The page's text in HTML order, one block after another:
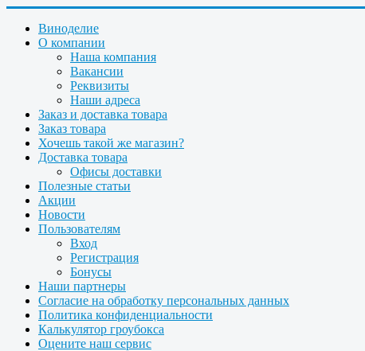
Виноделие
О компании
Наша компания
Вакансии
Реквизиты
Наши адреса
Заказ и доставка товара
Заказ товара
Хочешь такой же магазин?
Доставка товара
Офисы доставки
Полезные статьи
Акции
Новости
Пользователям
Вход
Регистрация
Бонусы
Наши партнеры
Согласие на обработку персональных данных
Политика конфиденциальности
Калькулятор гроубокса
Оцените наш сервис